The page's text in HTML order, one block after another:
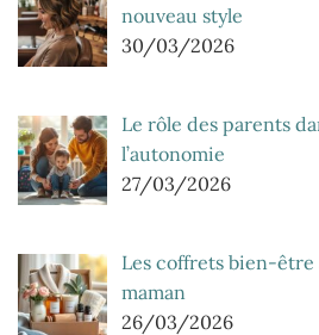
nouveau style
30/03/2026
Le rôle des parents
l’autonomie
27/03/2026
Les coffrets bien-
maman
26/03/2026